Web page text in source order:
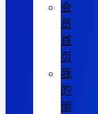
会
员
首
页
我
的
丽